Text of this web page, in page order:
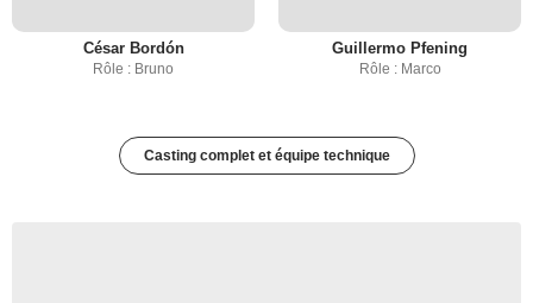
César Bordón
Rôle : Bruno
Guillermo Pfening
Rôle : Marco
Casting complet et équipe technique